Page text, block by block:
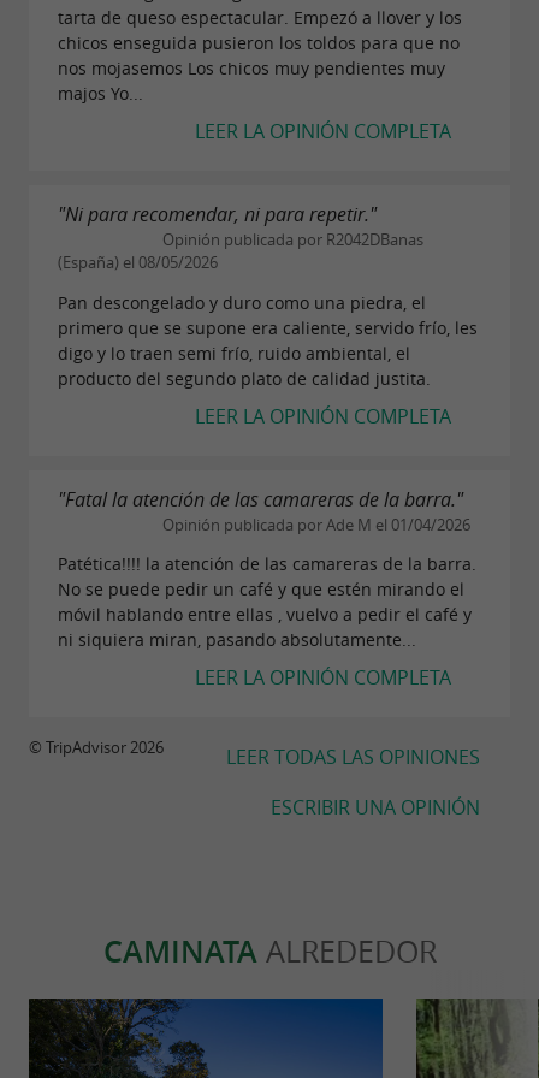
tarta de queso espectacular. Empezó a llover y los
chicos enseguida pusieron los toldos para que no
nos mojasemos Los chicos muy pendientes muy
majos Yo...
LEER LA OPINIÓN COMPLETA
"Ni para recomendar, ni para repetir."
Opinión publicada por R2042DBanas
(España) el 08/05/2026
Pan descongelado y duro como una piedra, el
primero que se supone era caliente, servido frío, les
digo y lo traen semi frío, ruido ambiental, el
producto del segundo plato de calidad justita.
LEER LA OPINIÓN COMPLETA
"Fatal la atención de las camareras de la barra."
Opinión publicada por Ade M el 01/04/2026
Patética!!!! la atención de las camareras de la barra.
No se puede pedir un café y que estén mirando el
móvil hablando entre ellas , vuelvo a pedir el café y
ni siquiera miran, pasando absolutamente...
LEER LA OPINIÓN COMPLETA
LEER TODAS LAS OPINIONES
ESCRIBIR UNA OPINIÓN
© TripAdvisor 2026
CAMINATAALREDEDOR